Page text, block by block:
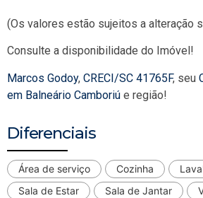
(Os valores estão sujeitos a alteração
Consulte a disponibilidade do Imóvel!
Marcos Godoy, CRECI/SC 41765F, seu
em Balneário Camboriú e região!
Diferenciais
Área de serviço Cozinha
Sala de Estar
Sala de Jantar